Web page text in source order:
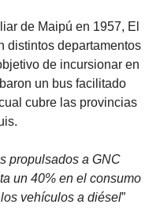
de Maipú en 1957, El
distintos departamentos
de incursionar en
un bus facilitado
cubre las provincias
propulsados a GNC
un 40% en el consumo
vehículos a diésel”